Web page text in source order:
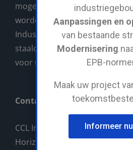
mogelijk nodig is direct op de
worden. Voor grote en kleine
Industriebouw uw aangewezen
staalconstructies. Wij
voor u!
Contact
CCL Industriebouw BV
Horizonlaan 14
Aanpassingen en
van bestaande
Modernisering
EPB-
Maak uw project
Informeer nu